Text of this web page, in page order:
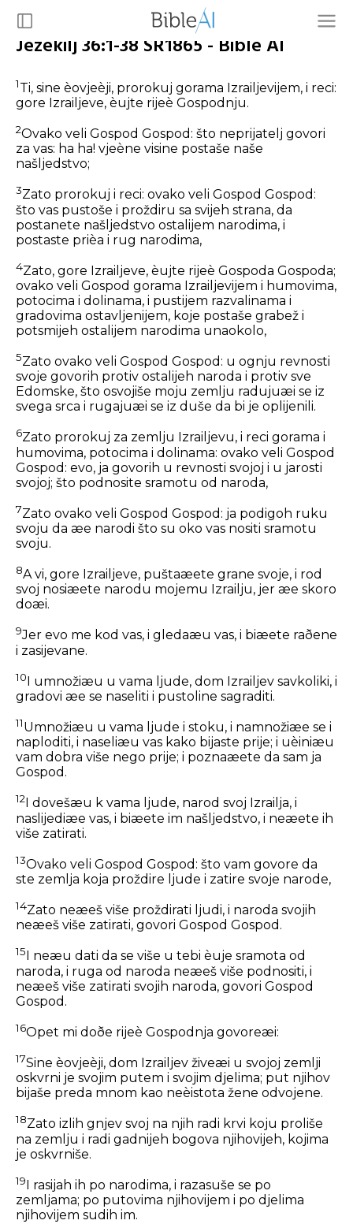
Jezekilj 36:1-38 SR1865 - Bible AI
1Ti, sine èovjeèji, prorokuj gorama Izrailjevijem, i reci:
gore Izrailjeve, èujte rijeè Gospodnju.
2Ovako veli Gospod Gospod: što neprijatelj govori
za vas: ha ha! vjeène visine postaše naše
našljedstvo;
3Zato prorokuj i reci: ovako veli Gospod Gospod:
što vas pustoše i proždiru sa svijeh strana, da
postanete našljedstvo ostalijem narodima, i
postaste prièa i rug narodima,
4Zato, gore Izrailjeve, èujte rijeè Gospoda Gospoda;
ovako veli Gospod gorama Izrailjevijem i humovima,
potocima i dolinama, i pustijem razvalinama i
gradovima ostavljenijem, koje postaše grabež i
potsmijeh ostalijem narodima unaokolo,
5Zato ovako veli Gospod Gospod: u ognju revnosti
svoje govorih protiv ostalijeh naroda i protiv sve
Edomske, što osvojiše moju zemlju radujuæi se iz
svega srca i rugajuæi se iz duše da bi je oplijenili.
6Zato prorokuj za zemlju Izrailjevu, i reci gorama i
humovima, potocima i dolinama: ovako veli Gospod
Gospod: evo, ja govorih u revnosti svojoj i u jarosti
svojoj; što podnosite sramotu od naroda,
7Zato ovako veli Gospod Gospod: ja podigoh ruku
svoju da æe narodi što su oko vas nositi sramotu
svoju.
8A vi, gore Izrailjeve, puštaæete grane svoje, i rod
svoj nosiæete narodu mojemu Izrailju, jer æe skoro
doæi.
9Jer evo me kod vas, i gledaæu vas, i biæete raðene
i zasijevane.
10I umnožiæu u vama ljude, dom Izrailjev savkoliki, i
gradovi æe se naseliti i pustoline sagraditi.
11Umnožiæu u vama ljude i stoku, i namnožiæe se i
naploditi, i naseliæu vas kako bijaste prije; i uèiniæu
vam dobra više nego prije; i poznaæete da sam ja
Gospod.
12 I dovešæu k vama ljude, narod svoj Izrailja, i
naslijediæe vas, i biæete im našljedstvo, i neæete ih
više zatirati.
13Ovako veli Gospod Gospod: što vam govore da
ste zemlja koja proždire ljude i zatire svoje narode,
14Zato neæeš više proždirati ljudi, i naroda svojih
neæeš više zatirati, govori Gospod Gospod.
15
I neæu dati da se više u tebi èuje sramota od
naroda, i ruga od naroda neæeš više podnositi, i
neæeš više zatirati svojih naroda, govori Gospod
Gospod.
16Opet mi doðe rijeè Gospodnja govoreæi:
17Sine èovjeèji, dom Izrailjev živeæi u svojoj zemlji
oskvrni je svojim putem i svojim djelima; put njihov
bijaše preda mnom kao neèistota žene odvojene.
18Zato izlih gnjev svoj na njih radi krvi koju proliše
na zemlju i radi gadnijeh bogova njihovijeh, kojima
je oskvrniše.
19I rasijah ih po narodima, i razasuše se po
zemljama; po putovima njihovijem i po djelima
njihovijem sudih im.